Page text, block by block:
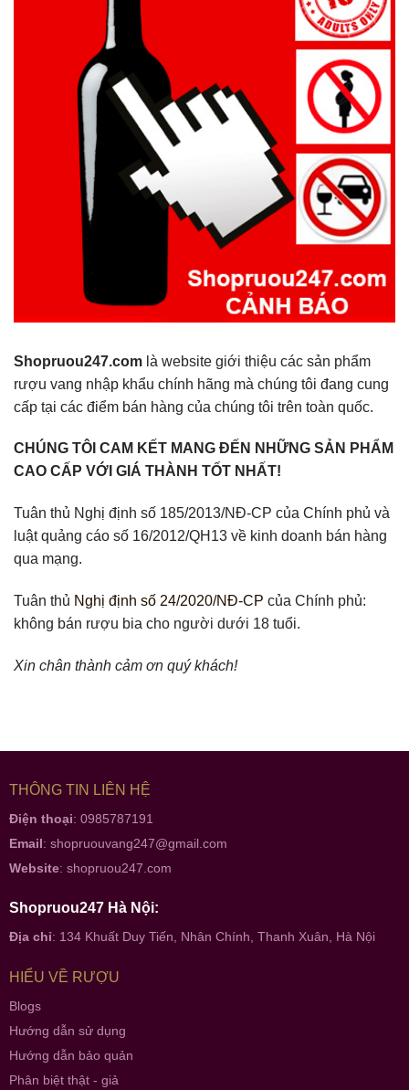
Shopruou247.com là website giới thiệu các sản phẩm
rượu vang nhập khẩu chính hãng mà chúng tôi đang cung
cấp tại các điểm bán hàng của chúng tôi trên toàn quốc.
CHÚNG TÔI CAM KẾT MANG ĐẾN NHỮNG SẢN PHẨM
CAO CẤP VỚI GIÁ THÀNH TỐT NHẤT!
Tuân thủ Nghị định số 185/2013/NĐ-CP của Chính phủ và
luật quảng cáo số 16/2012/QH13 về kinh doanh bán hàng
qua mạng.
Tuân thủ Nghị định số 24/2020/NĐ-CP của Chính phủ:
không bán rượu bia cho người dưới 18 tuổi.
Xin chân thành cảm ơn quý khách!
THÔNG TIN LIÊN HỆ
Điện thoại: 0985787191
Email: shopruouvang247@gmail.com
Website: shopruou247.com
Shopruou247 Hà Nội:
Địa chỉ: 134 Khuất Duy Tiến, Nhân Chính, Thanh Xuân, Hà Nội
HIỂU VỀ RƯỢU
Blogs
Hướng dẫn sử dụng
Hướng dẫn bảo quản
Phân biệt thật - giả